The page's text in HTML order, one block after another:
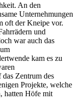
An den
Unternehmungen
oft der Kneipe vor.
und
war auch das
kam es zu
Zentrum des
Projekte, welche
hatten Höfe mit